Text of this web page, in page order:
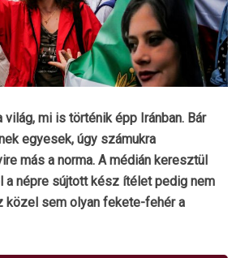
világ, mi is történik épp Iránban. Bár
egyesek, úgy számukra
más a norma. A médián keresztül
a népre sújtott kész ítélet pedig nem
közel sem olyan fekete-fehér a